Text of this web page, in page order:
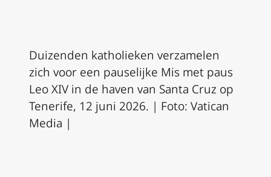
Duizenden katholieken verzamelen
zich voor een pauselijke Mis met paus
Leo XIV in de haven van Santa Cruz op
Tenerife, 12 juni 2026. | Foto: Vatican
Media |